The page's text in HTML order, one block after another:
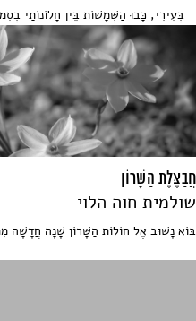
בְּעִירִי, כָּבוּ הַשְּׁמָשׁוֹת בֵּין חָלוֹנוֹתַי
חֲבַצֶּלֶת הַשָּׁרוֹן
שולמית חוה הלוי
בּוֹא נָשׁוּב אֶל חוֹלוֹת הַשָּׁרוֹן שָׁנָה חֲדָשָׁה